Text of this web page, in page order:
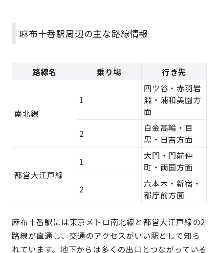
麻布十番駅周辺の主な路線情報
路線名 乗り場 行き先
南北線
1
四ツ谷・赤羽岩
淵・浦和美園方
面
2
白金高輪・目
黒・日吉方面
都営大江戸線
1
大門・門前仲
町・両国方面
2
六本木・新宿・
都庁前方面
麻布十番駅には東京メトロ南北線と都営大江戸線の2
路線が直通し、交通のアクセスがいい駅として知ら
れています。地下からは多くの出口とつながっている